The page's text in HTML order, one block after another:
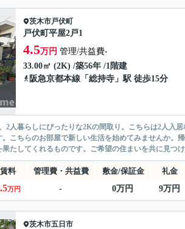
茨木市戸伏町
戸伏町平屋2戸1
4.5万円 管理/共益費-
33.00㎡ (2K) /築56年 /1階建
阪急京都本線 「 総持寺 」駅 徒歩15分
2人暮らしにぴったりな2Kの間取り。こちらは2人入
こちらのお部屋で新しい生活を始めてみませんか。
たしてくれるものです。ご希望の住まいを共に見つけ
賃料 管理費・共益費 敷金/保証金 礼金
万円 - 0万円 9万円
茨木市五日市